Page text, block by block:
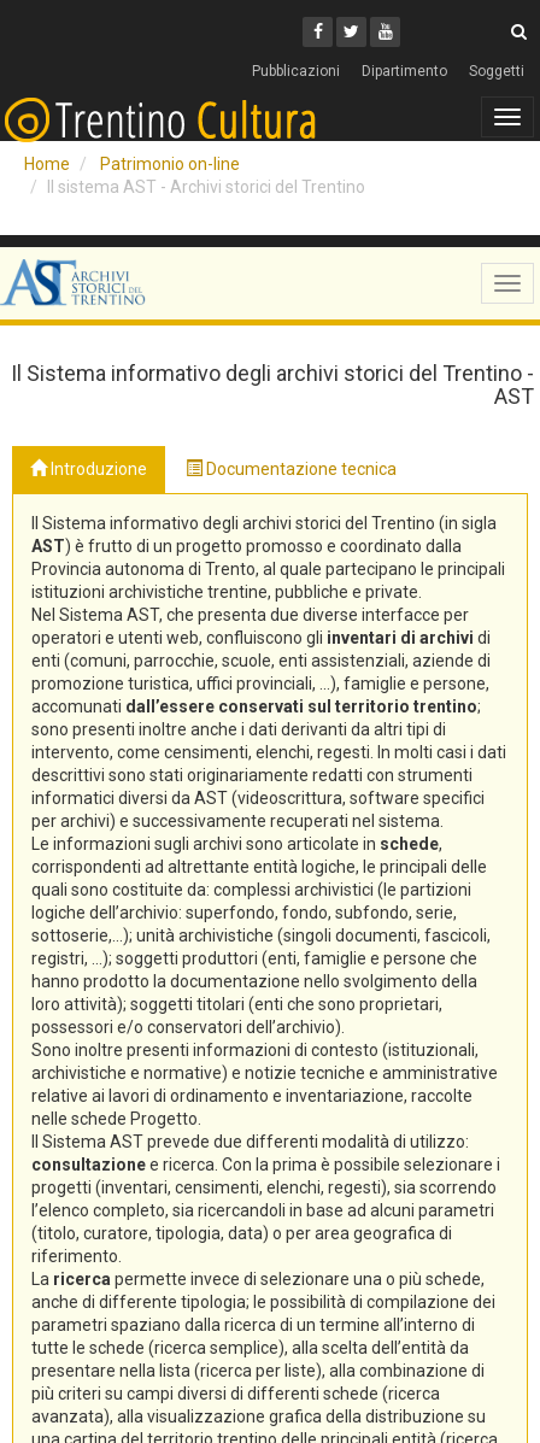
Facebook
Twitter
Youtube
Pubblicazioni Dipartimento Soggetti
Home
Patrimonio on-line
Il sistema AST - Archivi storici del Trentino
Il Sistema informativo degli archivi storici del Trentino -
AST
Introduzione Documentazione tecnica
Il Sistema informativo degli archivi storici del Trentino (in sigla
AST) è frutto di un progetto promosso e coordinato dalla
Provincia autonoma di Trento, al quale partecipano le principali
istituzioni archivistiche trentine, pubbliche e private.
Nel Sistema AST, che presenta due diverse interfacce per
operatori e utenti web, confluiscono gli inventari di archivi di
enti (comuni, parrocchie, scuole, enti assistenziali, aziende di
promozione turistica, uffici provinciali, ...), famiglie e persone,
accomunati dall’essere conservati sul territorio trentino;
sono presenti inoltre anche i dati derivanti da altri tipi di
intervento, come censimenti, elenchi, regesti. In molti casi i dati
descrittivi sono stati originariamente redatti con strumenti
informatici diversi da AST (videoscrittura, software specifici
per archivi) e successivamente recuperati nel sistema.
Le informazioni sugli archivi sono articolate in schede,
corrispondenti ad altrettante entità logiche, le principali delle
quali sono costituite da: complessi archivistici (le partizioni
logiche dell’archivio: superfondo, fondo, subfondo, serie,
sottoserie,...); unità archivistiche (singoli documenti, fascicoli,
registri, ...); soggetti produttori (enti, famiglie e persone che
hanno prodotto la documentazione nello svolgimento della
loro attività); soggetti titolari (enti che sono proprietari,
possessori e/o conservatori dell’archivio).
Sono inoltre presenti informazioni di contesto (istituzionali,
archivistiche e normative) e notizie tecniche e amministrative
relative ai lavori di ordinamento e inventariazione, raccolte
nelle schede Progetto.
Il Sistema AST prevede due differenti modalità di utilizzo:
consultazionee ricerca. Con la prima è possibile selezionare i
progetti (inventari, censimenti, elenchi, regesti), sia scorrendo
l’elenco completo, sia ricercandoli in base ad alcuni parametri
(titolo, curatore, tipologia, data) o per area geografica di
riferimento.
La ricerca permette invece di selezionare una o più schede,
anche di differente tipologia; le possibilità di compilazione dei
parametri spaziano dalla ricerca di un termine all’interno di
tutte le schede (ricerca semplice), alla scelta dell’entità da
presentare nella lista (ricerca per liste), alla combinazione di
più criteri su campi diversi di differenti schede (ricerca
avanzata), alla visualizzazione grafica della distribuzione su